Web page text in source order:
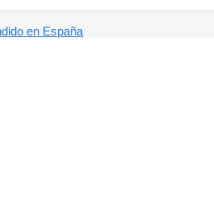
en España